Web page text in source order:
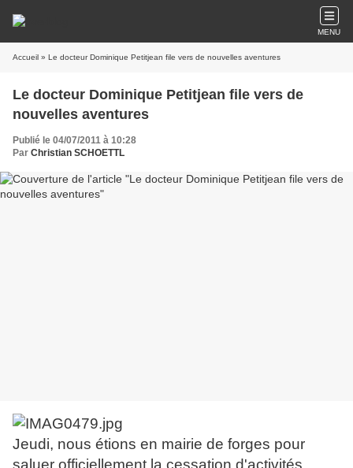
MENU
Accueil » Le docteur Dominique Petitjean file vers de nouvelles aventures
Le docteur Dominique Petitjean file vers de
nouvelles aventures
Publié le 04/07/2011 à 10:28
Par Christian SCHOETTL
Jeudi, nous étions en mairie de forges pour
saluer officiellement la cessation d'activités